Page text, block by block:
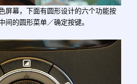
屏幕，下面有圆形设计的六个功能按
间的圆形菜单／确定按键。